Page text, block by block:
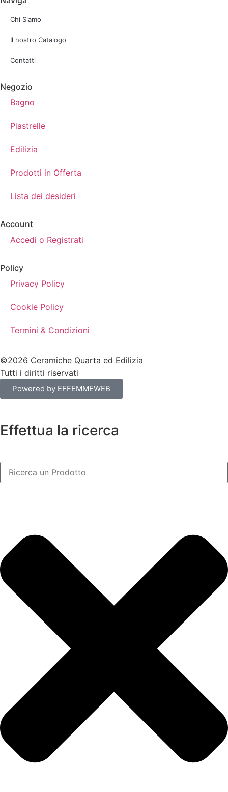
Chi Siamo
Il nostro Catalogo
Contatti
Negozio
Bagno
Piastrelle
Edilizia
Prodotti in Offerta
Lista dei desideri
Account
Accedi o Registrati
Policy
Privacy Policy
Cookie Policy
Termini & Condizioni
©2026 Ceramiche Quarta ed Edilizia
Tutti i diritti riservati
Powered by EFFEMMEWEB
Effettua la ricerca